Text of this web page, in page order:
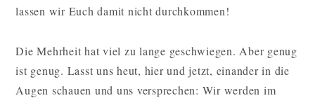
lassen wir Euch damit nicht durchkommen!
Die Mehrheit hat viel zu lange geschwiegen. Aber genug
ist genug. Lasst uns heut, hier und jetzt, einander in die
Augen schauen und uns versprechen: Wir werden im